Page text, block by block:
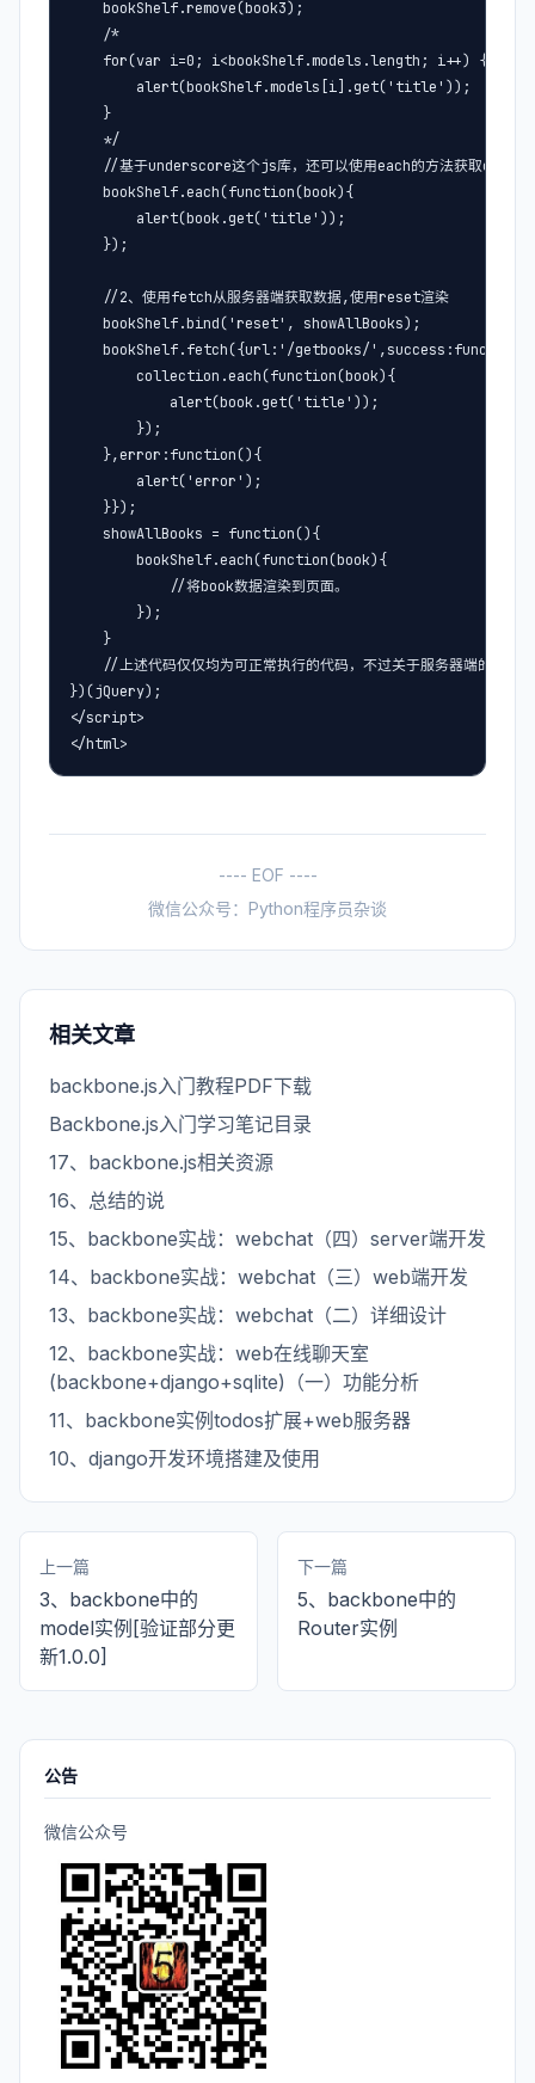
    bookShelf.remove(book3);
    /*
    for(var i=0; i<bookShelf.models.length; i++) {
        alert(bookShelf.models[i].get('title'));
    }
    */
//基于underscore这个js库，还可以使用each的方法获取
    bookShelf.each(function(book){
        alert(book.get('title'));
    });
    //2、使用fetch从服务器端获取数据,使用reset渲染
    bookShelf.bind('reset', showAllBooks);
bookShelf.fetch({url:'/getbooks/
        collection.each(function(book){
            alert(book.get('title'));
        });
    },error:function(){
        alert('error');
    }});
    showAllBooks = function(){
        bookShelf.each(function(book){
            ​//将book数据渲染到页面。
        });
    }
//上述代码仅仅均为可正常执行的代码，不过关于服务器端的实例
})(jQuery);
</script>
</html>
---- EOF ----
微信公众号：Python程序员杂谈
相关文章
backbone.js入门教程PDF下载
Backbone.js入门学习笔记目录
17、backbone.js相关资源
16、总结的说
15、backbone实战：webchat（四）server端开发
14、backbone实战：webchat（三）web端开发
13、backbone实战：webchat（二）详细设计
12、backbone实战：web在线聊天室
(backbone+django+sqlite)（一）功能分析
11、backbone实例todos扩展+web服务器
10、django开发环境搭建及使用
上一篇
3、backbone中的
model实例[验证部分更
新1.0.0]
下一篇
5、backbone中的
Router实例
公告
微信公众号